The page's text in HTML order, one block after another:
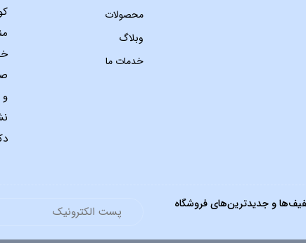
محصولات
وبلاگ
خدمات ما
و جدیدترین‌های فروشگاه